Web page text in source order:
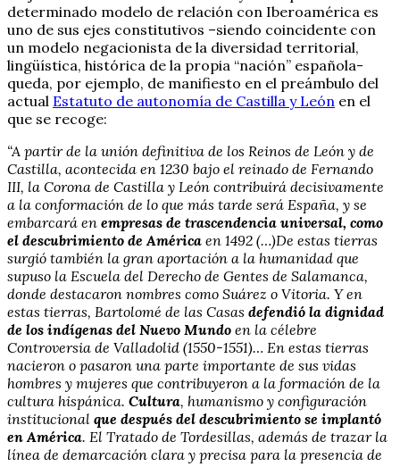
determinado modelo de relación con Iberoamérica es
uno de sus ejes constitutivos –siendo coincidente con
un modelo negacionista de la diversidad territorial,
lingüística, histórica de la propia “nación” española-
queda, por ejemplo, de manifiesto en el preámbulo del
actual Estatuto de autonomía de Castilla y León en el
que se recoge:
“A partir de la unión definitiva de los Reinos de León y de
Castilla, acontecida en 1230 bajo el reinado de Fernando
III, la Corona de Castilla y León contribuirá decisivamente
a la conformación de lo que más tarde será España, y se
embarcará en empresas de trascendencia universal, como
el descubrimiento de América en 1492 (…)De estas tierras
surgió también la gran aportación a la humanidad que
supuso la Escuela del Derecho de Gentes de Salamanca,
donde destacaron nombres como Suárez o Vitoria. Y en
estas tierras, Bartolomé de las Casas defendió la dignidad
de los indígenas del Nuevo Mundo en la célebre
Controversia de Valladolid (1550-1551)… En estas tierras
nacieron o pasaron una parte importante de sus vidas
hombres y mujeres que contribuyeron a la formación de la
cultura hispánica. Cultura, humanismo y configuración
institucional que después del descubrimiento se implantó
en América. El Tratado de Tordesillas, además de trazar la
línea de demarcación clara y precisa para la presencia de